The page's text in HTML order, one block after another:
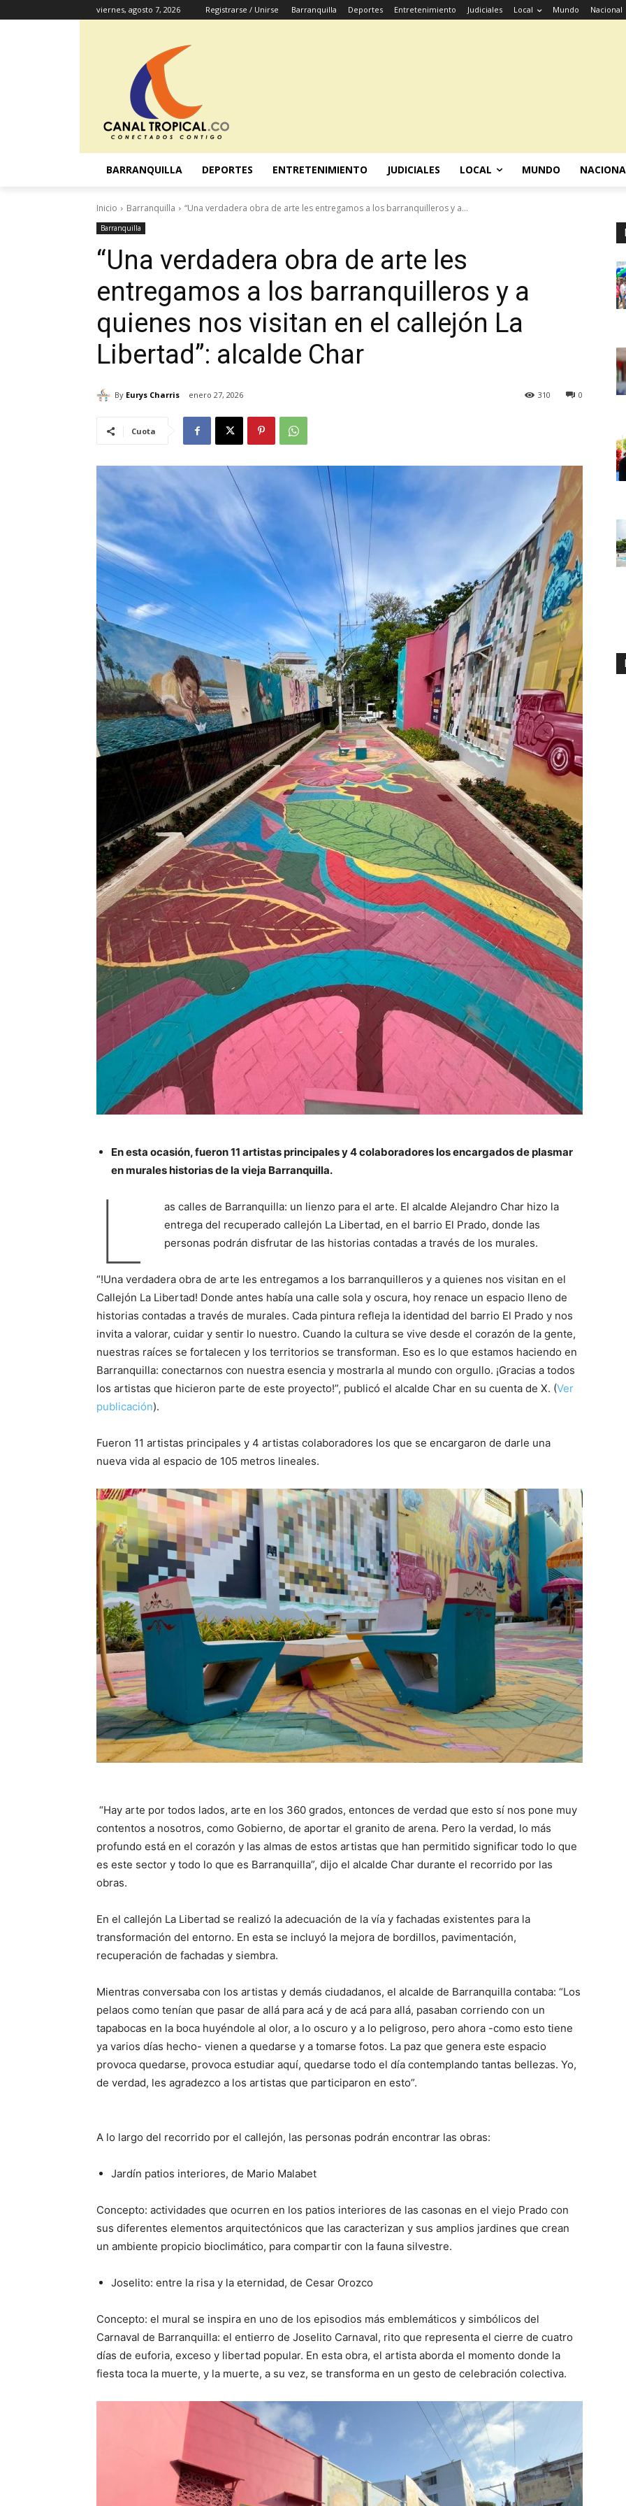
viernes, agosto 7, 2026 Registrarse / Unirse Barranquilla Deportes Entretenimiento Judiciales Local Mundo Nacional
BARRANQUILLA DEPORTES ENTRETENIMIENTO JUDICIALES LOCAL MUNDO
Inicio Barranquilla “Una verdadera obra de arte les entregamos a los barranquilleros y a...
Barranquilla
“Una verdadera obra de arte les
entregamos a los barranquilleros y a
quienes nos visitan en el callejón La
Libertad”: alcalde Char
By Eurys Charris enero 27, 2026 0
310
Cuota
En esta ocasión, fueron 11 artistas principales y 4 colaboradores los encargados de plasmar
en murales historias de la vieja Barranquilla.
L
as calles de Barranquilla: un lienzo para el arte. El alcalde Alejandro Char hizo la
entrega del recuperado callejón La Libertad, en el barrio El Prado, donde las
personas podrán disfrutar de las historias contadas a través de los murales.
“!Una verdadera obra de arte les entregamos a los barranquilleros y a quienes nos visitan en el
Callejón La Libertad! Donde antes había una calle sola y oscura, hoy renace un espacio lleno de
historias contadas a través de murales. Cada pintura refleja la identidad del barrio El Prado y nos
invita a valorar, cuidar y sentir lo nuestro. Cuando la cultura se vive desde el corazón de la gente,
nuestras raíces se fortalecen y los territorios se transforman. Eso es lo que estamos haciendo en
Barranquilla: conectarnos con nuestra esencia y mostrarla al mundo con orgullo. ¡Gracias a todos
los artistas que hicieron parte de este proyecto!”, publicó el alcalde Char en su cuenta de X. (Ver
publicación).
Fueron 11 artistas principales y 4 artistas colaboradores los que se encargaron de darle una
nueva vida al espacio de 105 metros lineales.
“Hay arte por todos lados, arte en los 360 grados, entonces de verdad que esto sí nos pone muy
contentos a nosotros, como Gobierno, de aportar el granito de arena. Pero la verdad, lo más
profundo está en el corazón y las almas de estos artistas que han permitido significar todo lo que
es este sector y todo lo que es Barranquilla”, dijo el alcalde Char durante el recorrido por las
obras.
En el callejón La Libertad se realizó la adecuación de la vía y fachadas existentes para la
transformación del entorno. En esta se incluyó la mejora de bordillos, pavimentación,
recuperación de fachadas y siembra.
Mientras conversaba con los artistas y demás ciudadanos, el alcalde de Barranquilla contaba: “Los
pelaos como tenían que pasar de allá para acá y de acá para allá, pasaban corriendo con un
tapabocas en la boca huyéndole al olor, a lo oscuro y a lo peligroso, pero ahora -como esto tiene
ya varios días hecho- vienen a quedarse y a tomarse fotos. La paz que genera este espacio
provoca quedarse, provoca estudiar aquí, quedarse todo el día contemplando tantas bellezas. Yo,
de verdad, les agradezco a los artistas que participaron en esto”.
A lo largo del recorrido por el callejón, las personas podrán encontrar las obras:
Jardín patios interiores, de Mario Malabet
Concepto: actividades que ocurren en los patios interiores de las casonas en el viejo Prado con
sus diferentes elementos arquitectónicos que las caracterizan y sus amplios jardines que crean
un ambiente propicio bioclimático, para compartir con la fauna silvestre.
Joselito: entre la risa y la eternidad, de Cesar Orozco
Concepto: el mural se inspira en uno de los episodios más emblemáticos y simbólicos del
Carnaval de Barranquilla: el entierro de Joselito Carnaval, rito que representa el cierre de cuatro
días de euforia, exceso y libertad popular. En esta obra, el artista aborda el momento donde la
fiesta toca la muerte, y la muerte, a su vez, se transforma en un gesto de celebración colectiva.